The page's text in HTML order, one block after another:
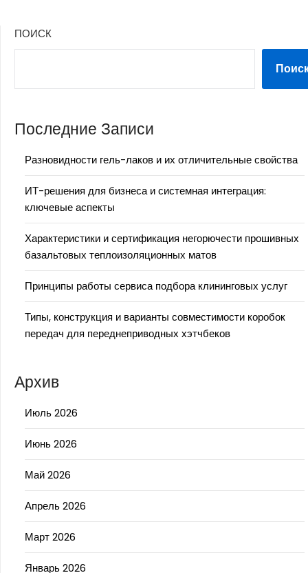
ПОИСК
Последние Записи
Разновидности гель-лаков и их отличительные свойства
ИТ-решения для бизнеса и системная интеграция:
ключевые аспекты
Характеристики и сертификация негорючести прошивных
базальтовых теплоизоляционных матов
Принципы работы сервиса подбора клининговых услуг
Типы, конструкция и варианты совместимости коробок
передач для переднеприводных хэтчбеков
Архив
Июль 2026
Июнь 2026
Май 2026
Апрель 2026
Март 2026
Январь 2026